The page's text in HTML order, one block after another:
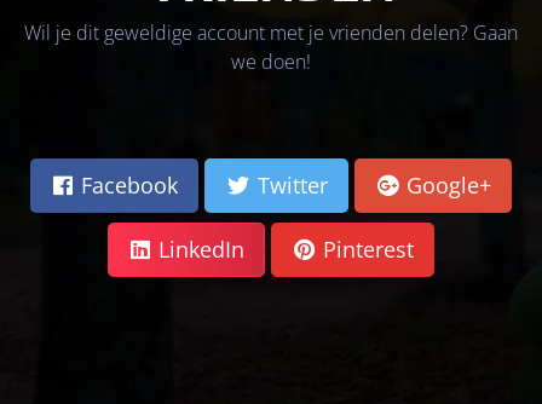
Wil je dit geweldige account met je vrienden delen? Gaan
we doen!
Facebook Twitter Google+
LinkedIn Pinterest